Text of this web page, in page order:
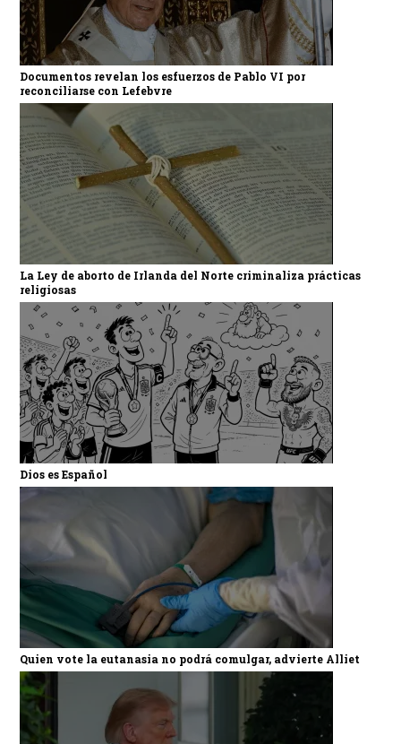
Documentos revelan los esfuerzos de Pablo VI por
reconciliarse con Lefebvre
La Ley de aborto de Irlanda del Norte criminaliza prácticas
religiosas
Dios es Español
Quien vote la eutanasia no podrá comulgar, advierte Alliet